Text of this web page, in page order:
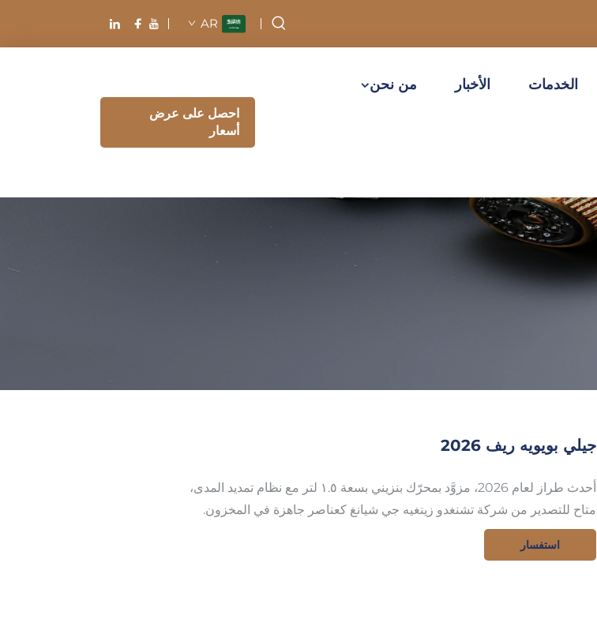
AR
الخدمات الأخبار من نحن
احصل على عرض
أسعار
جيلي بويويه ريف 2026
أحدث طراز لعام 2026، مزوَّد بمحرّك بنزيني بسعة ١.٥ لتر مع نظام تمديد المدى،
متاح للتصدير من شركة تشنغدو زينغيه جي شيانغ كعناصر جاهزة في المخزون.
استفسار